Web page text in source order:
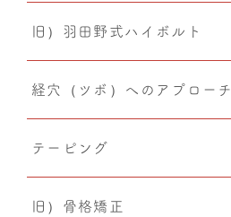
旧）羽田野式ハイボルト
経穴（ツボ）へのアプローチ
テーピング
旧）骨格矯正